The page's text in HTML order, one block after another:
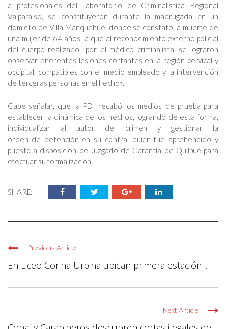
a profesionales del Laboratorio de Criminalística Regional
Valparaíso, se constituyeron durante la madrugada en un
domicilio de Villa Manquehue, donde se constató la muerte de
una mujer de 64 años, la que al reconocimiento externo policial
del cuerpo realizado por el médico criminalista, se lograron
observar diferentes lesiones cortantes en la región cervical y
occipital, compatibles con el medio empleado y la intervención
de terceras personas en el hecho».
Cabe señalar, que la PDI recabó los medios de prueba para
establecer la dinámica de los hechos, logrando de esta forma,
individualizar al autor del crimen y gestionar la
orden de detención en su contra, quien fue aprehendido y
puesto a disposición de Juzgado de Garantía de Quilpué para
efectuar su formalización.
SHARE:
Previous Article
En Liceo Corina Urbina ubican primera estación ...
Next Article